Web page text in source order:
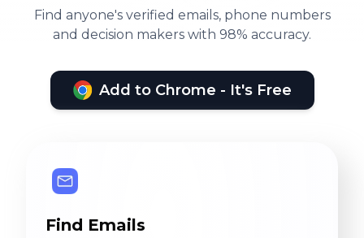
Find anyone's verified emails, phone numbers
and decision makers with 98% accuracy.
Add to Chrome - It's Free
Find Emails